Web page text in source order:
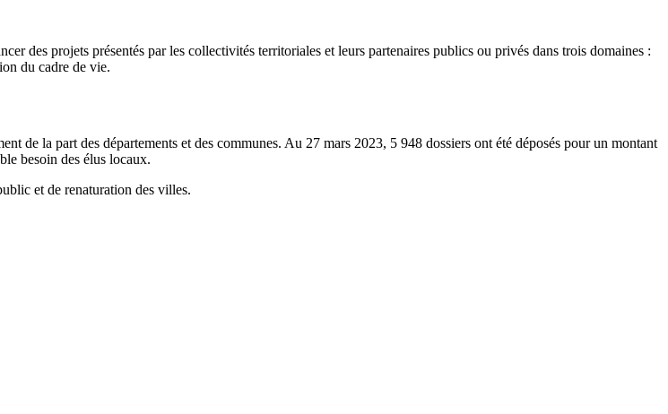
des projets présentés par les collectivités territoriales et leurs partenaires publics ou privés dans trois domaines :
du cadre de vie.
de la part des départements et des communes. Au 27 mars 2023, 5 948 dossiers ont été déposés pour un montant
besoin des élus locaux.
et de renaturation des villes.